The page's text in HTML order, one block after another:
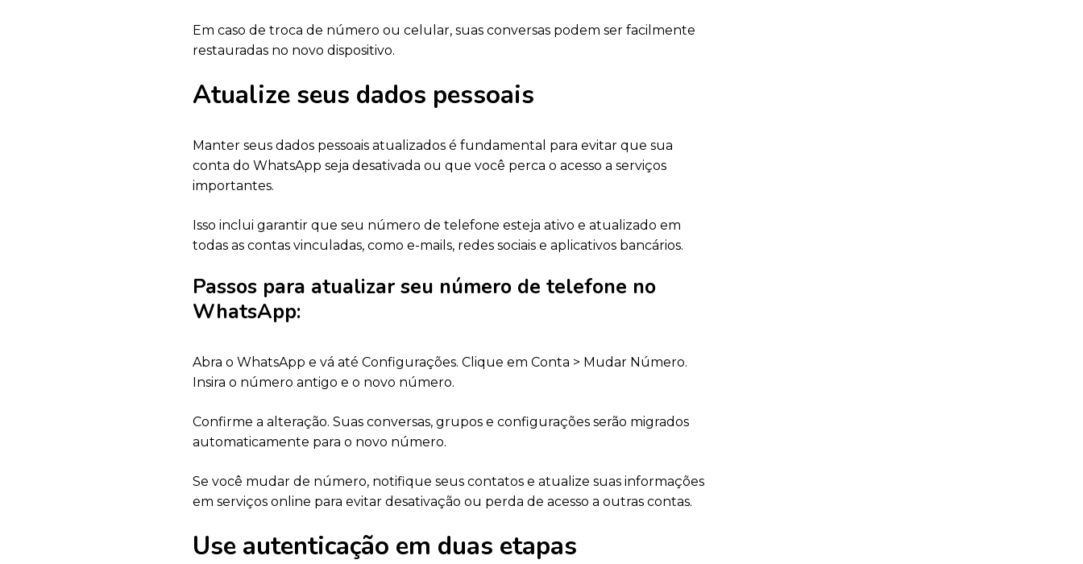
Em caso de troca de número ou celular, suas conversas podem ser facilmente
restauradas no novo dispositivo.
Atualize seus dados pessoais
Manter seus dados pessoais atualizados é fundamental para evitar que sua
conta do WhatsApp seja desativada ou que você perca o acesso a serviços
importantes.
Isso inclui garantir que seu número de telefone esteja ativo e atualizado em
todas as contas vinculadas, como e-mails, redes sociais e aplicativos bancários.
Passos para atualizar seu número de telefone no
WhatsApp:
Abra o WhatsApp e vá até Configurações. Clique em Conta > Mudar Número.
Insira o número antigo e o novo número.
Confirme a alteração. Suas conversas, grupos e configurações serão migrados
automaticamente para o novo número.
Se você mudar de número, notifique seus contatos e atualize suas informações
em serviços online para evitar desativação ou perda de acesso a outras contas.
Use autenticação em duas etapas